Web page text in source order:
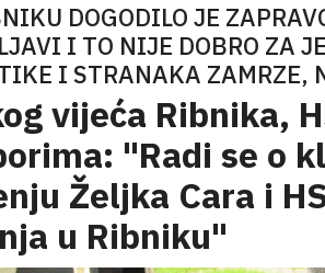
DOGODILO JE
I TO NIJE DOBRO ZA
I STRANAKA ZAMRZE,
vijeća Ribnika,
"Radi se o
Željka Cara i
u Ribniku"